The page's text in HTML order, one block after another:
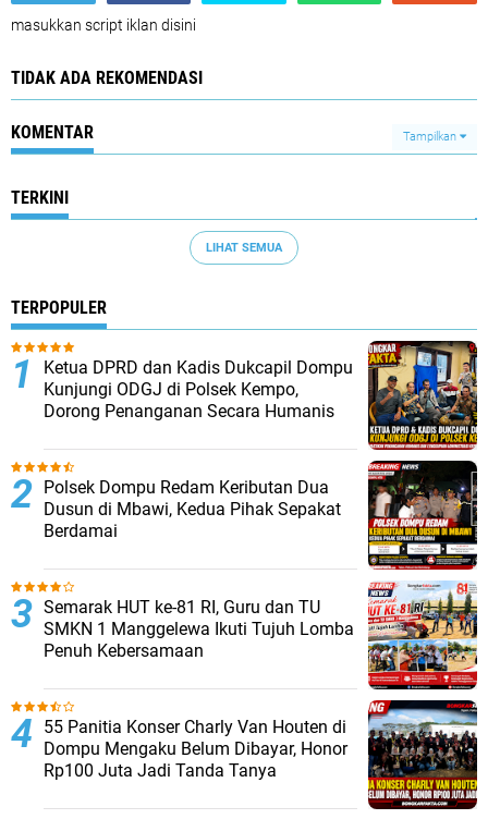
masukkan script iklan disini
TIDAK ADA REKOMENDASI
KOMENTAR Tampilkan
TERKINI
LIHAT SEMUA
TERPOPULER
Ketua DPRD dan Kadis Dukcapil Dompu
Kunjungi ODGJ di Polsek Kempo,
Dorong Penanganan Secara Humanis
Polsek Dompu Redam Keributan Dua
Dusun di Mbawi, Kedua Pihak Sepakat
Berdamai
Semarak HUT ke-81 RI, Guru dan TU
SMKN 1 Manggelewa Ikuti Tujuh Lomba
Penuh Kebersamaan
55 Panitia Konser Charly Van Houten di
Dompu Mengaku Belum Dibayar, Honor
Rp100 Juta Jadi Tanda Tanya